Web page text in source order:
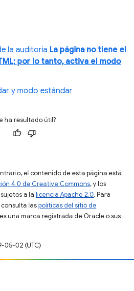
la auditoría La página no tiene el
por lo tanto, activa el modo
y modo estándar
ha resultado útil?
el contenido de esta página está
4.0 de Creative Commons, y los
a la licencia Apache 2.0. Para
laspolíticas del sitio de
una marca registrada de Oracle o sus
05-02 (UTC)